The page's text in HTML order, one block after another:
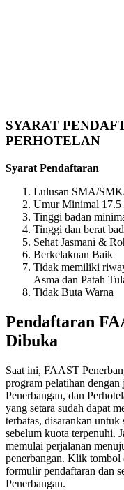
SYARAT
PERHOTELAN
Syarat Pendaftaran
Lulusan SMA/
Umur Minimal 17.5
Tinggi badan
Tinggi dan berat
Sehat Jasmani &
Berkelakuan Baik
Tidak memiliki
Asma dan Patah
Tidak Buta Warna
Pendaftaran
Dibuka
Saat ini, FAAST
program pelatihan
Penerbangan, dan
yang setara sudah dapat
terbatas, disarankan
sebelum kuota terpenuhi.
memulai perjalanan
penerbangan. Klik
formulir pendaftaran dan
Penerbangan.